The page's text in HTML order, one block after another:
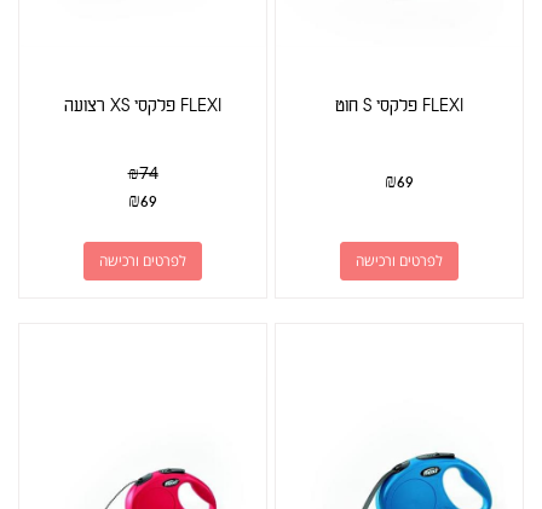
FLEXI פלקסי S חוט
₪69
לפרטים ורכישה
FLEXI פלקסי XS רצועה
₪74
₪69
לפרטים ורכישה